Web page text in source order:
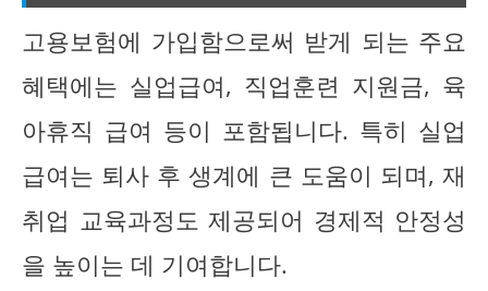
고용보험에 가입함으로써 받게 되는 주요
혜택에는 실업급여, 직업훈련 지원금, 육
아휴직 급여 등이 포함됩니다. 특히 실업
급여는 퇴사 후 생계에 큰 도움이 되며, 재
취업 교육과정도 제공되어 경제적 안정성
을 높이는 데 기여합니다.